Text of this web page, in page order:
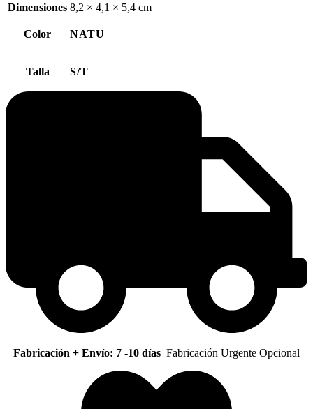
Dimensiones 8,2 × 4,1 × 5,4 cm
Color NATU
Talla S/T
Fabricación + Envío: 7 -10 días Fabricación Urgente Opcional